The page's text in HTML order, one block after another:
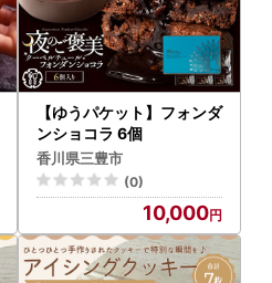
【ゆうパケット】フォンダ
ンショコラ 6個
香川県三豊市
(0)
10,000